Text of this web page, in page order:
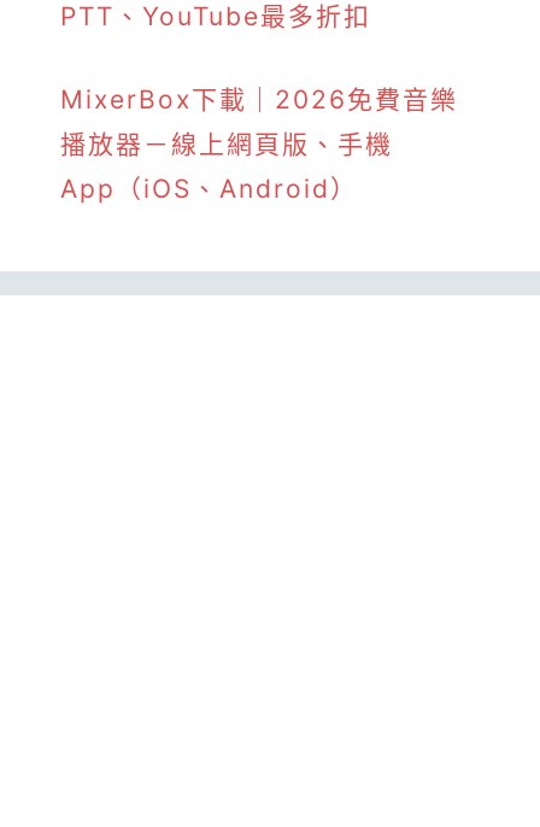
PTT、YouTube最多折扣
MixerBox下載｜2026免費音樂
播放器－線上網頁版、手機
App（iOS、Android）